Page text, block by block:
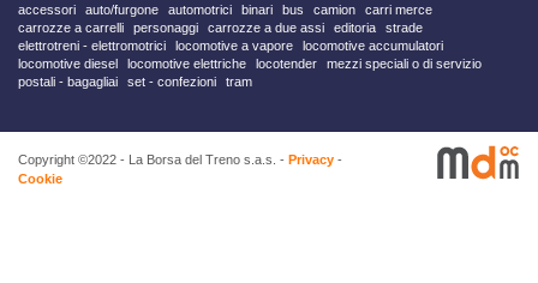
accessori auto/furgone automotrici binari bus camion
carri merce
carrozze a carrelli
personaggi carrozze a due assi editoria
strade
elettrotreni - elettromotrici
locomotive a vapore
locomotive accumulatori
locomotive diesel
locomotive elettriche locotender
mezzi speciali o di servizio
postali - bagagliai
set - confezioni tram
Copyright ©2022 - La Borsa del Treno s.a.s. - Privacy -
Cookie